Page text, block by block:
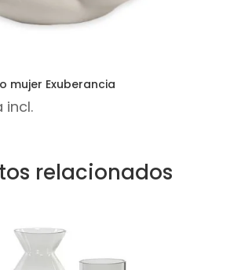
mujer Exuberancia
incl.
relacionados